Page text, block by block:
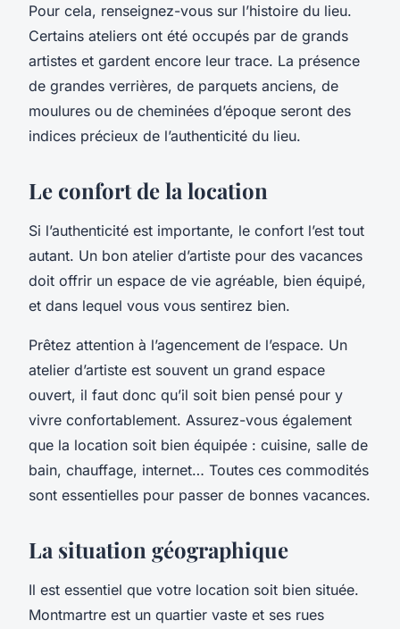
Pour cela, renseignez-vous sur l’histoire du lieu.
Certains ateliers ont été occupés par de grands
artistes et gardent encore leur trace. La présence
de grandes verrières, de parquets anciens, de
moulures ou de cheminées d’époque seront des
indices précieux de l’authenticité du lieu.
Le confort de la location
Si l’authenticité est importante, le confort l’est tout
autant. Un bon atelier d’artiste pour des vacances
doit offrir un espace de vie agréable, bien équipé,
et dans lequel vous vous sentirez bien.
Prêtez attention à l’agencement de l’espace. Un
atelier d’artiste est souvent un grand espace
ouvert, il faut donc qu’il soit bien pensé pour y
vivre confortablement. Assurez-vous également
que la location soit bien équipée : cuisine, salle de
bain, chauffage, internet… Toutes ces commodités
sont essentielles pour passer de bonnes vacances.
La situation géographique
Il est essentiel que votre location soit bien située.
Montmartre est un quartier vaste et ses rues